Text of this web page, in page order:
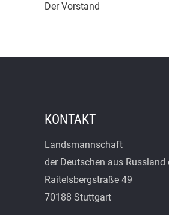
Der Vorstand
KONTAKT
Landsmannschaft
der Deutschen aus Russland
Raitelsbergstraße 49
70188 Stuttgart